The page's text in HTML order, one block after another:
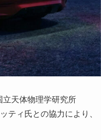
立天体物理学研究所
ティ氏との協力により、